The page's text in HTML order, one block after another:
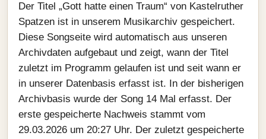
Der Titel „Gott hatte einen Traum“ von Kastelruther
Spatzen ist in unserem Musikarchiv gespeichert.
Diese Songseite wird automatisch aus unseren
Archivdaten aufgebaut und zeigt, wann der Titel
zuletzt im Programm gelaufen ist und seit wann er
in unserer Datenbasis erfasst ist. In der bisherigen
Archivbasis wurde der Song 14 Mal erfasst. Der
erste gespeicherte Nachweis stammt vom
29.03.2026 um 20:27 Uhr. Der zuletzt gespeicherte